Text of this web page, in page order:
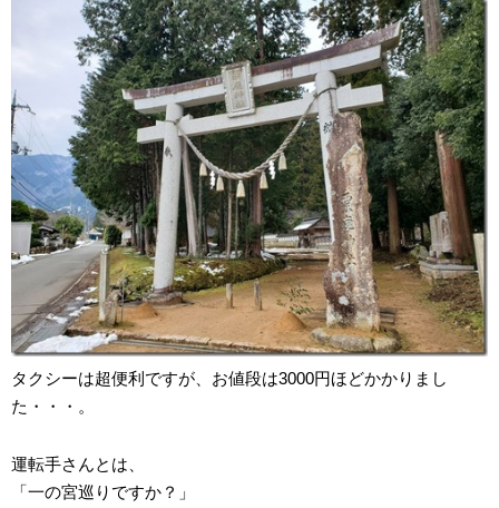
タクシーは超便利ですが、お値段は3000円ほどかかりまし
た・・・。
運転手さんとは、
「一の宮巡りですか？」